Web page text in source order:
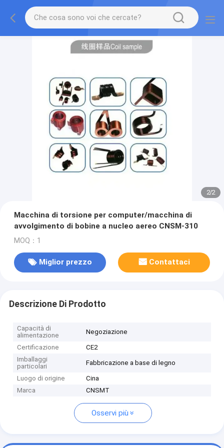
2/2
Macchina di torsione per computer/macchina di
avvolgimento di bobine a nucleo aereo CNSM-310
MOQ：1
Miglior prezzo Contattaci
Descrizione Di Prodotto
Capacità di
alimentazione
Negoziazione
Certificazione
CE2
Imballaggi
particolari
Fabbricazione a base di legno
Luogo di origine
Cina
Marca
CNSMT
Osservi più